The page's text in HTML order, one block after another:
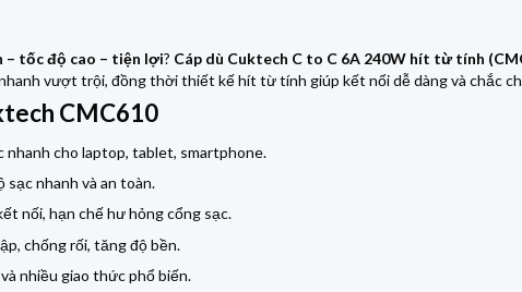
– tốc độ cao – tiện lợi? Cáp dù Cuktech C to C 6A 240W hít từ tính
vượt trội, đồng thời thiết kế hít từ tính giúp kết nối dễ dàng và chắc
CMC610
nhanh cho laptop, tablet, smartphone.
sạc nhanh và an toàn.
nối, hạn chế hư hỏng cổng sạc.
chống rối, tăng độ bền.
và nhiều giao thức phổ biến.